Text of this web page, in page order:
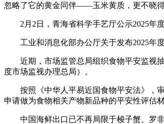
忽略了它的黄金同伴——玉米黄质，更不晓得
2月2日，青海省科学手艺厅公示2025年度
工业和消息化部办公厅关于发布2025年度
近期，市场监管总局组织食物平安监视抽
度市场监视办理总局）。
按照《中华人平易近国食物平安法》，审
申请做为食物相关产物新品种的平安性评估
中国海鲜出口已不再局限于梭子蟹、罗非